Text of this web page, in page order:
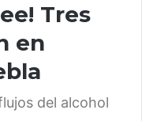
Tres
en
del alcohol